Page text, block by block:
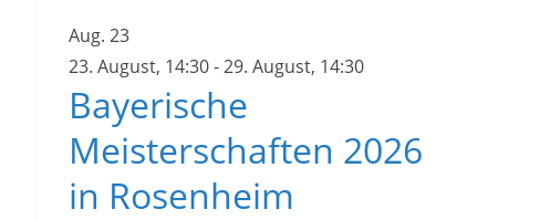
Aug. 23
23. August, 14:30-29. August, 14:30
Bayerische
Meisterschaften 2026
in Rosenheim